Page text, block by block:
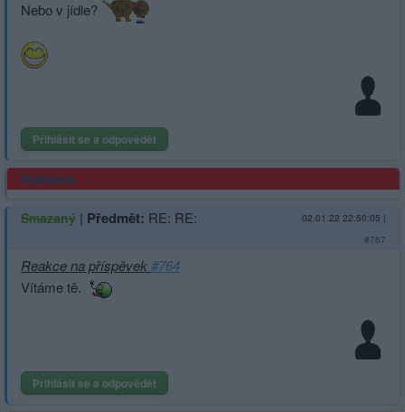
Nebo v jídle?
Přihlásit se a odpovědět
Reklama
Smazaný | Předmět: RE: RE: 02.01.22 22:50:05 |
#767
Reakce na příspěvek#764
Vítáme tě.
Přihlásit se a odpovědět